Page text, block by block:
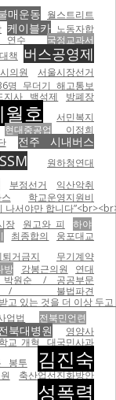
매운동 월스트리트
케이블카 노동자합
수
국정교과서
책 버스공영제
의원
서울시장선거
명 무더기 해고통보
지사 백석제
방폐장
월호
서민복지
현대중공업
이정희
전주 시내버스
SSM 원하청연대
부정선거
익산악취
학교운영지원비
나서야만 합니다
장 원고와 피
하야
최종합의
웅포대교
퇴거금지
무기계약
방 강봉근의원
연대
원순 / 공공부문
불법파견
고 있는 것을 더 이상
업법
전북민언련
북대병원
영양사
교 개혁 대국민사과
봉투 김진숙
축산업선진화방안
성폭력